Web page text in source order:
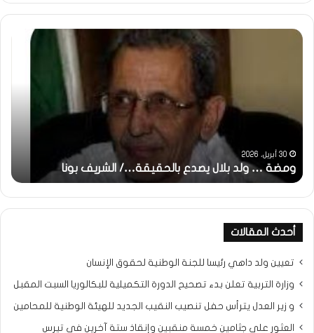
ومضة
بالحقيقة…/
الشريف
30 أبريل، 2026
ومضة … ولد بلال يصدع بالحقيقة…/ الشريف بونا
أحدث المقالات
تعيين ولد داهي رئيسا للجنة الوطنية لحقوق الإنسان
وزارة التربية تعلن بدء تصحيح الدورة التكميلية للبكالوريا السبت المقبل
و زير العدل يترأس حفل تنصيب النقيب الجديد للهيئة الوطنية للمحامين
العثور على جثامين خمسة منقبين وإنقاذ ستة آخرين في تيرس